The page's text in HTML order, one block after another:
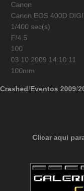
Canon
Canon EOS 400D
1/400 sec(s)
F/4.5
100
03.10.2009 14:10:11
100mm
/Eventos 2009/
Clicar aqui